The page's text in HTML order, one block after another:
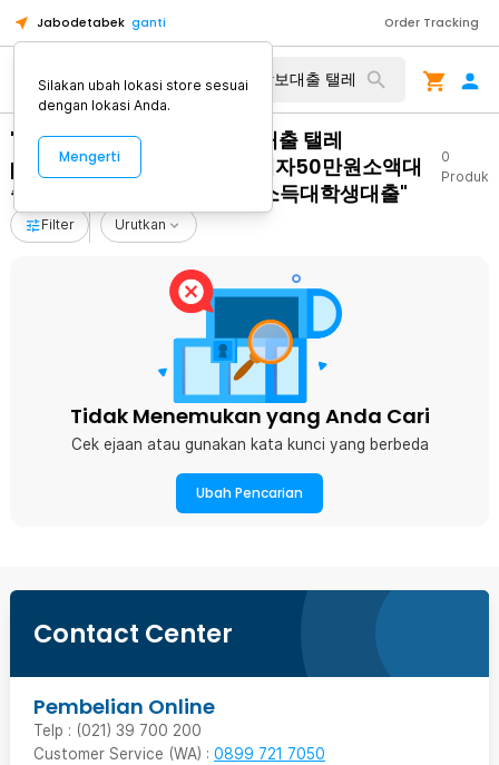
Jabodetabek ganti Order Tracking
"무주택자전세끼고주택담보대출 탤레
peckpark 페크박컨설팅 연체자50만원소액대
출 진안군비대면작업대출 무소득대학생대출"
0
Produk
Filter Urutkan
Tidak Menemukan yang Anda Cari
Cek ejaan atau gunakan kata kunci yang berbeda
Ubah Pencarian
Contact Center
Pembelian Online
Telp : (021) 39 700 200
Customer Service (WA) : 0899 721 7050
Silakan ubah lokasi store sesuai
dengan lokasi Anda.
Mengerti